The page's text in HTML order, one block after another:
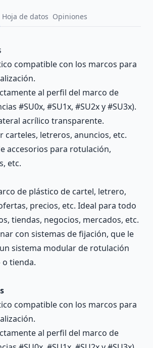
Hoja de datos Opiniones
compatible con los marcos para
al perfil del marco de
#SU0x, #SU1x, #SU2x y #SU3x).
acrílico transparente.
carteles, letreros, anuncios, etc.
accesorios para rotulación,
etc.
de plástico de cartel, letrero,
precios, etc. Ideal para todo
tiendas, negocios, mercados, etc.
con sistemas de fijación, que le
sistema modular de rotulación
o tienda.
compatible con los marcos para
al perfil del marco de